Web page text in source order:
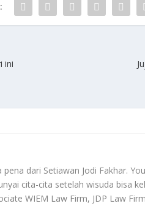
ini
dari Setiawan Jodi Fakhar.
cita-cita setelah wisuda bisa
WIEM Law Firm, JDP Law